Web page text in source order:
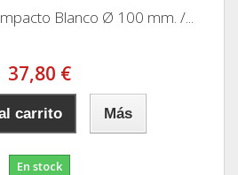
Blanco Ø 100 mm. /...
37,80 €
carrito Más
En stock